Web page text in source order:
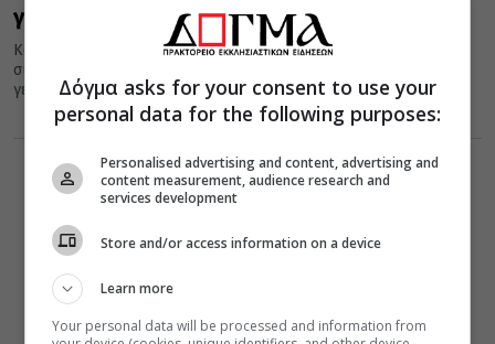
για το Έθνος
Κατά την εορτήν λοιπόν των Τριών Ιεραρχών πανηγυρίζομεν
συγχρόνως και αυτού του γνησίου πνευματικού των τέκνου τα
γενέθλια. Πρόκειται...
Δόγμα asks for your consent to use your
personal data for the following purposes:
Personalised advertising and content, advertising and
content measurement, audience research and
services development
Store and/or access information on a device
Learn more
Your personal data will be processed and information from